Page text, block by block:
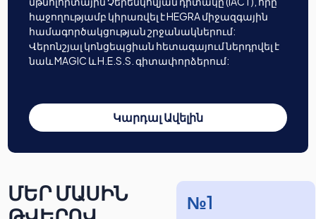
հաջողությամբ կիրառվել է HEGRA միջազգային
համագործակցության շրջանակներում:
Վերոնշյալ կոնցեպցիան հետագայում ներդրվել է
նաև MAGIC և H.E.S.S. գիտափորձերում:
Կարդալ Ավելին
ՄԵՐ ՄԱՍԻՆ
№1